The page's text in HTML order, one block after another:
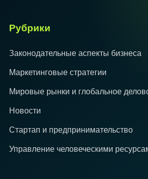
Рубрики
Законодательные аспекты бизнеса
Маркетинговые стратегии
Мировые рынки и глобальное
Новости
Стартап и предпринимательство
Управление человеческими